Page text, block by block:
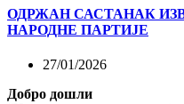
ОДРЖАН САСТАНАК
НАРОДНЕ ПАРТИЈЕ
27/01/2026
Добро дошли